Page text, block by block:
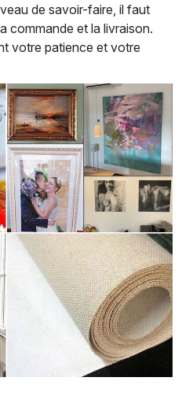
de savoir-faire, il faut
commande et la livraison.
votre patience et votre